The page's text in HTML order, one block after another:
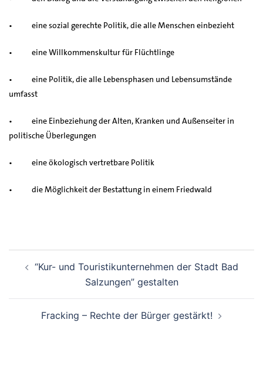
• eine sozial gerechte Politik, die alle Menschen einbezieht
• eine Willkommenskultur für Flüchtlinge
• eine Politik, die alle Lebensphasen und Lebensumstände
umfasst
• eine Einbeziehung der Alten, Kranken und Außenseiter in
politische Überlegungen
• eine ökologisch vertretbare Politik
• die Möglichkeit der Bestattung in einem Friedwald
Navigation
“Kur- und Touristikunternehmen der Stadt Bad
Salzungen” gestalten
Fracking – Rechte der Bürger gestärkt!